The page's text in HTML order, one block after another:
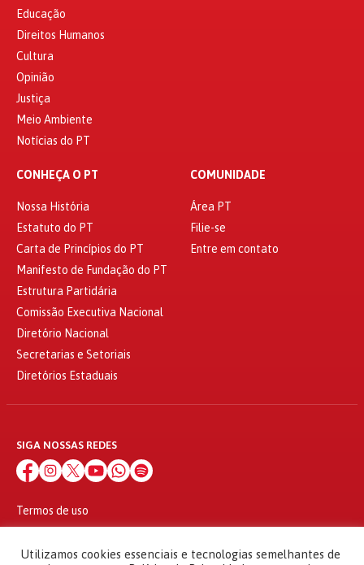
Educação
Direitos Humanos
Cultura
Opinião
Justiça
Meio Ambiente
Notícias do PT
CONHEÇA O PT
Nossa História
Estatuto do PT
Carta de Princípios do PT
Manifesto de Fundação do PT
Estrutura Partidária
Comissão Executiva Nacional
Diretório Nacional
Secretarias e Setoriais
Diretórios Estaduais
COMUNIDADE
Área PT
Filie-se
Entre em contato
SIGA NOSSAS REDES
Termos de uso
© 2010 - 2026
Utilizamos cookies essenciais e tecnologias semelhantes de